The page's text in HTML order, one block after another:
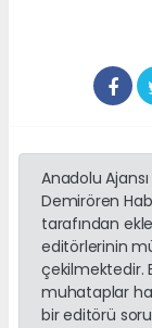
Anadolu
Demirören
tarafından
editörlerinin
çekilmektedir.
muhataplar
bir editörü